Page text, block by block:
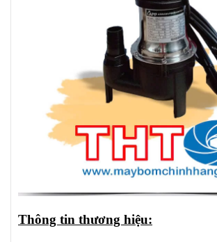
Thông tin thương hiệu: